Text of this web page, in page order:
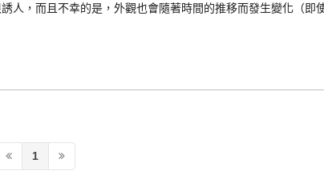
人，而且不幸的是，外觀也會隨著時間的推移而發生變化（即
1